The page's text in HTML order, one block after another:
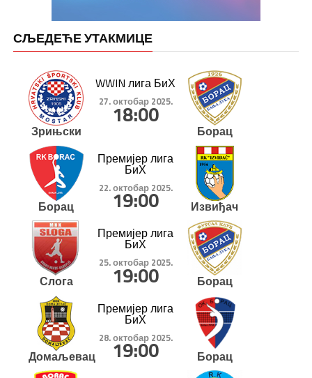
СЉЕДЕЋЕ УТАКМИЦЕ
Зрињски
WWIN лига БиХ
27. октобар 2025.
18:00
Борац
Борац
Премијер лига
БиХ
22. октобар 2025.
19:00 Извиђач
Слога
Премијер лига
БиХ
25. октобар 2025.
19:00 Борац
Домаљевац
Премијер лига
БиХ
28. октобар 2025.
19:00 Борац